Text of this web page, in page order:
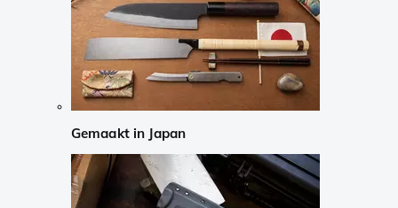
Gemaakt in Japan